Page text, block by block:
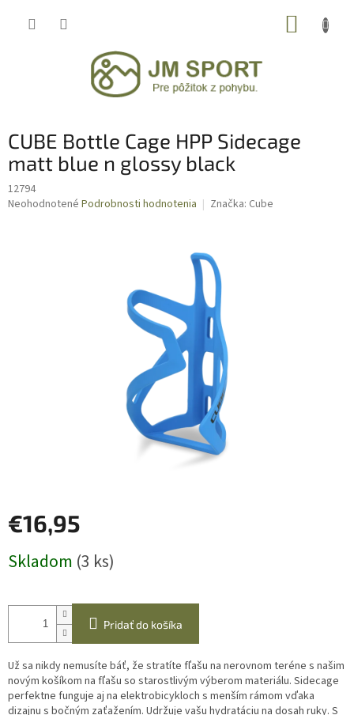
CUBE Bottle Cage HPP Sidecage
matt blue n glossy black
12794
Priemerné
Neohodnotené Podrobnosti hodnotenia Značka: Cube
€16,95
cena:
Skladom (3 ks)
Pridať do košíka
Už sa nikdy nemusíte báť, že stratíte fľašu na nerovnom teréne s našim
novým košíkom na fľašu so starostlivým výberom materiálu. Sidecage
perfektne funguje aj na elektrobicykloch s menším rámom vďaka
dizajnu s bočným zaťažením. Udržuje vašu hydratáciu na dosah ruky. S